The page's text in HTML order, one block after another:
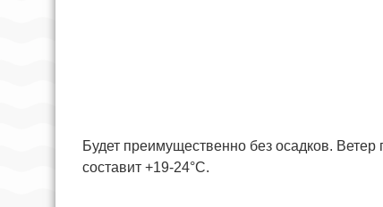
Будет преимущественно без осадков.
составит +19-24°С.